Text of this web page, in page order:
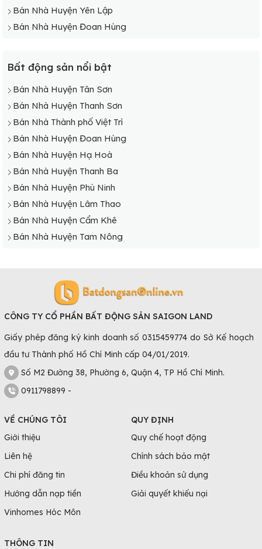
Bán Nhà Huyện Yên Lập
Bán Nhà Huyện Đoan Hùng
Bất động sản nổi bật
Bán Nhà Huyện Tân Sơn
Bán Nhà Huyện Thanh Sơn
Bán Nhà Thành phố Việt Trì
Bán Nhà Huyện Đoan Hùng
Bán Nhà Huyện Hạ Hoà
Bán Nhà Huyện Thanh Ba
Bán Nhà Huyện Phù Ninh
Bán Nhà Huyện Lâm Thao
Bán Nhà Huyện Cẩm Khê
Bán Nhà Huyện Tam Nông
CÔNG TY CỔ PHẦN BẤT ĐỘNG SẢN SAIGON LAND
Giấy phép đăng ký kinh doanh số 0315459774 do Sở Kế hoạch
đầu tư Thành phố Hồ Chí Minh cấp 04/01/2019.
Số M2 Đường 38, Phường 6, Quận 4, TP Hồ Chí Minh.
0911798899 -
VỀ CHÚNG TÔI
Giới thiệu
Liên hệ
Chi phí đăng tin
Hướng dẫn nạp tiền
Vinhomes Hóc Môn
QUY ĐỊNH
Quy chế hoạt động
Chính sách bảo mật
Điều khoản sử dụng
Giải quyết khiếu nại
THÔNG TIN